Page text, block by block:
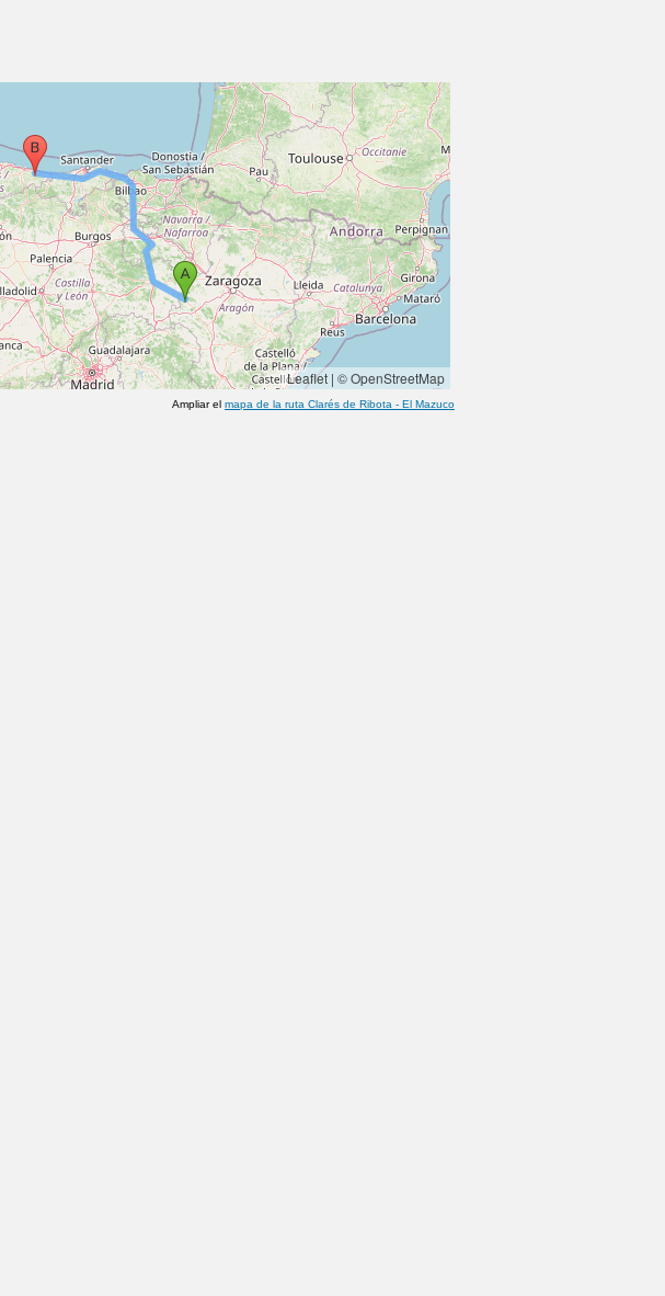
Leaflet | © OpenStreetMap
Ampliar el mapa de la ruta Clarés de Ribota - El Mazuco